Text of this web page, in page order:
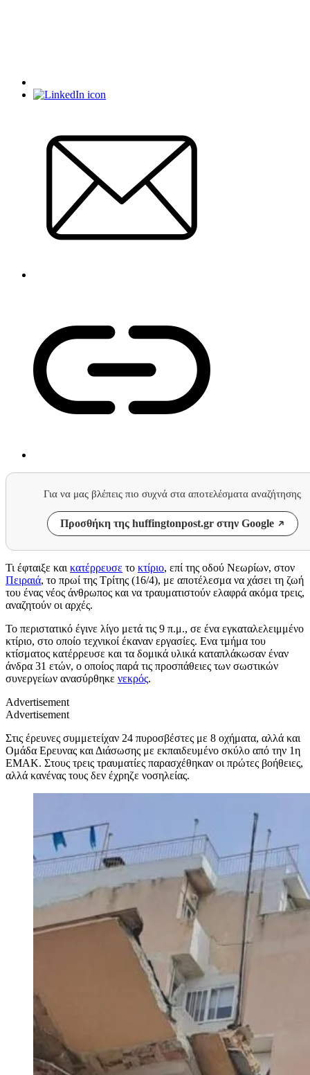
Για να μας βλέπεις πιο συχνά στα αποτελέσματα αναζήτησης
Προσθήκη της huffingtonpost.gr στην Google
Τι έφταιξε και κατέρρευσε το κτίριο, επί της οδού Νεωρίων, στον
Πειραιά, το πρωί της Τρίτης (16/4), με αποτέλεσμα να χάσει τη ζωή
του ένας νέος άνθρωπος και να τραυματιστούν ελαφρά ακόμα τρεις,
αναζητούν οι αρχές.
Το περιστατικό έγινε λίγο μετά τις 9 π.μ., σε ένα εγκαταλελειμμένο
κτίριο, στο οποίο τεχνικοί έκαναν εργασίες. Ενα τμήμα του
κτίσματος κατέρρευσε και τα δομικά υλικά καταπλάκωσαν έναν
άνδρα 31 ετών, ο οποίος παρά τις προσπάθειες των σωστικών
συνεργείων ανασύρθηκε νεκρός.
Advertisement
Advertisement
Στις έρευνες συμμετείχαν 24 πυροσβέστες με 8 οχήματα, αλλά και
Ομάδα Ερευνας και Διάσωσης με εκπαιδευμένο σκύλο από την 1η
ΕΜΑΚ. Στους τρεις τραυματίες παρασχέθηκαν οι πρώτες βοήθειες,
αλλά κανένας τους δεν έχρηζε νοσηλείας.